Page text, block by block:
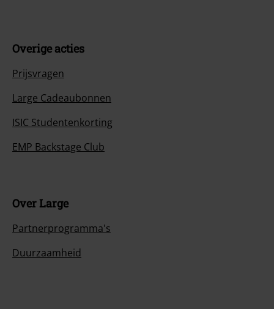
Overige acties
Prijsvragen
Large Cadeaubonnen
ISIC Studentenkorting
EMP Backstage Club
Over Large
Partnerprogramma's
Duurzaamheid